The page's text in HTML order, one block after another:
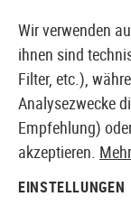
Wir verwenden
ihnen sind
Filter, etc.),
Analysezwecke
Empfehlung)
akzeptieren.
EINSTELLUNGEN